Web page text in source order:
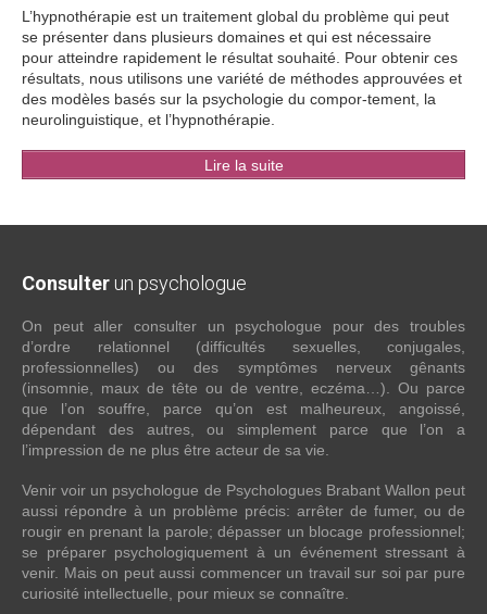
L’hypnothérapie est un traitement global du problème qui peut
se présenter dans plusieurs domaines et qui est nécessaire
pour atteindre rapidement le résultat souhaité. Pour obtenir ces
résultats, nous utilisons une variété de méthodes approuvées et
des modèles basés sur la psychologie du compor-tement, la
neurolinguistique, et l’hypnothérapie.
Lire la suite
Consulter un psychologue
On peut aller consulter un psychologue pour des troubles
d’ordre relationnel (difficultés sexuelles, conjugales,
professionnelles) ou des symptômes nerveux gênants
(insomnie, maux de tête ou de ventre, eczéma…). Ou parce
que l’on souffre, parce qu’on est malheureux, angoissé,
dépendant des autres, ou simplement parce que l’on a
l’impression de ne plus être acteur de sa vie.
Venir voir un psychologue de Psychologues Brabant Wallon peut
aussi répondre à un problème précis: arrêter de fumer, ou de
rougir en prenant la parole; dépasser un blocage professionnel;
se préparer psychologiquement à un événement stressant à
venir. Mais on peut aussi commencer un travail sur soi par pure
curiosité intellectuelle, pour mieux se connaître.